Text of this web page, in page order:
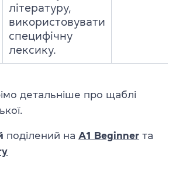
літературу,
використовувати
специфічну
лексику.
детальніше про щаблі
поділений на A1 Beginner та